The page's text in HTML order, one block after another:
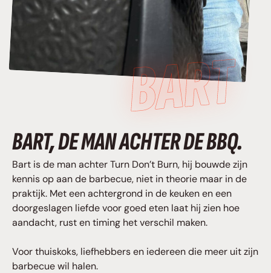
BART, DE MAN ACHTER DE BBQ.
Bart is de man achter Turn Don’t Burn, hij bouwde zijn
kennis op aan de barbecue, niet in theorie maar in de
praktijk. Met een achtergrond in de keuken en een
doorgeslagen liefde voor goed eten laat hij zien hoe
aandacht, rust en timing het verschil maken.
Voor thuiskoks, liefhebbers en iedereen die meer uit zijn
barbecue wil halen.